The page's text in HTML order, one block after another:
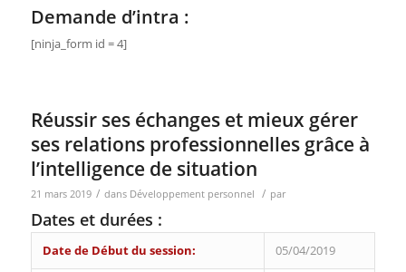
Demande d’intra :
[ninja_form id = 4]
Réussir ses échanges et mieux gérer
ses relations professionnelles grâce à
l’intelligence de situation
21 mars 2019 / dans Développement personnel / par
Dates et durées :
Date de Début du session: 05/04/2019